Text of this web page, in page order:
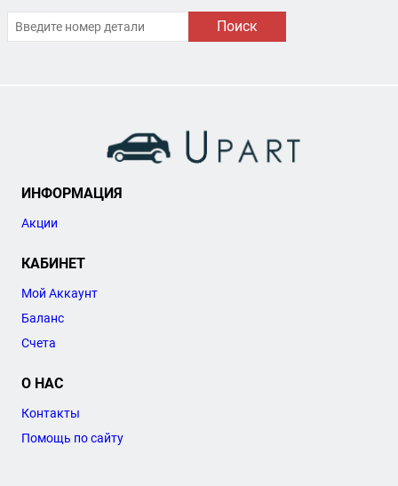
Поиск
ИНФОРМАЦИЯ
Акции
КАБИНЕТ
Мой Аккаунт
Баланс
Счета
О НАС
Контакты
Помощь по сайту